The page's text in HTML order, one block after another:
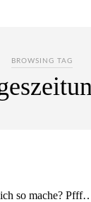
BROWSING TAG
so mache?